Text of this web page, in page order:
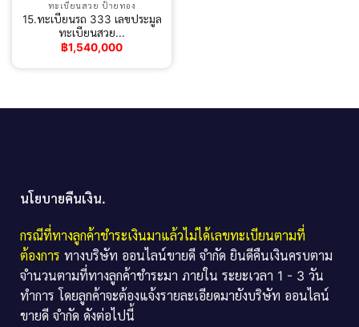
ทะเบียนสวย ป้ายทอง
15.ทะเบียนรถ 333 เลขประมูล
ทะเบียนสวย...
฿1,540,000
นโยบายคืนเงิน.
กรณีที่ทางลูกค้าชำระเงินมาแล้วไม่ได้เลขทะเบียนตามที่
ต้องการ ทางบริษัท ออนไลน์ขายดี จำกัด ยินดีคืนเงินครบตาม
จำนวนตามที่ทางลูกค้าชำระมา ภายใน ระยะเวลา 1 - 3 วัน
ทำการ โดยลูกค้าจะต้องแจ้งรายละเอียดมายังบริษัท ออนไลน์
ขายดี จำกัด ดังต่อไปนี้